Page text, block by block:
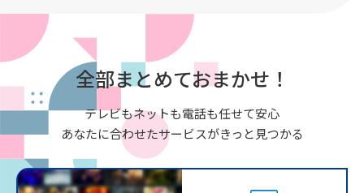
全部まとめておまかせ！
テレビもネットも電話も任せて安心
あなたに合わせたサービスがきっと見つかる